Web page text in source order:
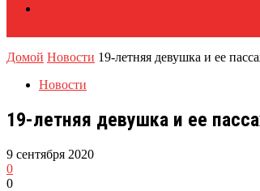
Домой Новости 19-летняя девушка и ее
Новости
19-летняя девушка и ее
9 сентября 2020
0
0